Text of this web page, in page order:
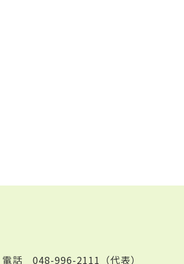
電話 048-996-2111（代表）